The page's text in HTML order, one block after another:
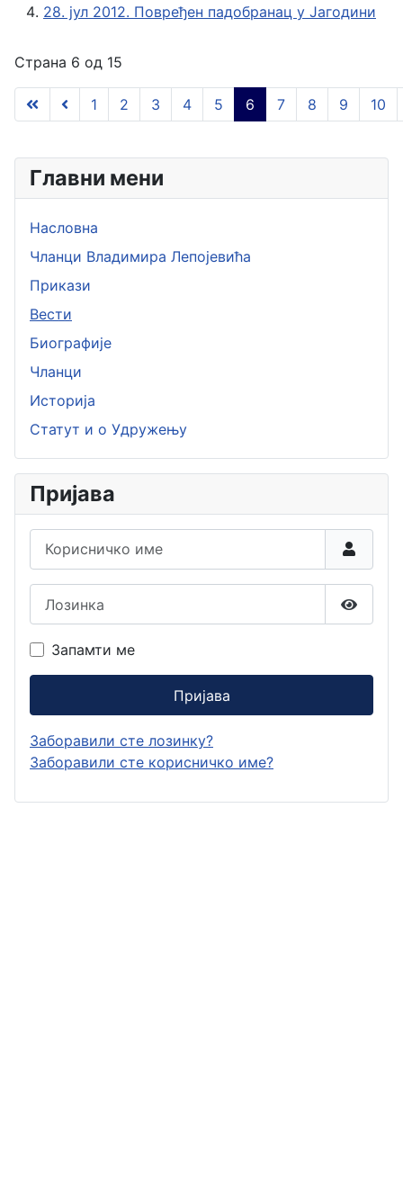
28. јул 2012. Повређен падобранац у Јагодини
Страна 6 од 15
1 2 3 4 5 6 7 8 9 10
Главни мени
Насловна
Чланци Владимира Лепојевића
Прикази
Вести
Биографије
Чланци
Историја
Статут и о Удружењу
Пријава
Запамти ме
Пријава
Заборавили сте лозинку?
Заборавили сте корисничко име?